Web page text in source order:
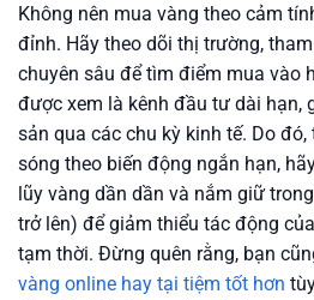
Không nên mua vàng theo cảm
đỉnh. Hãy theo dõi thị trường,
chuyên sâu để tìm điểm mua vào
được xem là kênh đầu tư dài hạn,
sản qua các chu kỳ kinh tế. Do
sóng theo biến động ngắn hạn,
lũy vàng dần dần và nắm giữ
trở lên) để giảm thiểu tác động
tạm thời. Đừng quên rằng, bạn
vàng online hay tại tiệm tốt hơn